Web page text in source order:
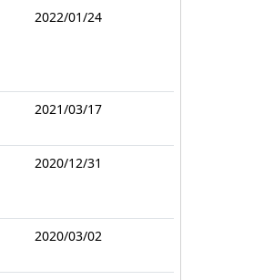
2022/01/24
2021/03/17
2020/12/31
2020/03/02